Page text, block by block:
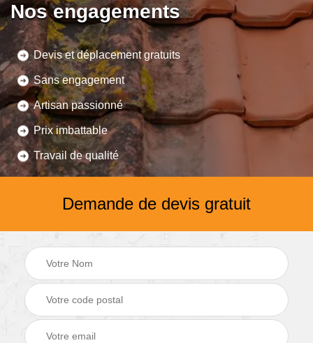
Nos engagements
Devis et déplacement gratuits
Sans engagement
Artisan passionné
Prix imbattable
Travail de qualité
Demande de devis gratuit